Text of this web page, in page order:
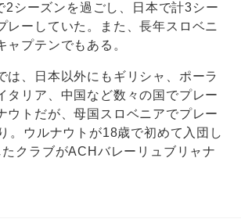
2シーズンを過ごし、日本で計3シー
レーしていた。また、長年スロベニ
ャプテンでもある。
、日本以外にもギリシャ、ポーラ
タリア、中国など数々の国でプレー
ウトだが、母国スロベニアでプレー
。ウルナウトが18歳で初めて入団し
クラブがACHバレーリュブリャナ